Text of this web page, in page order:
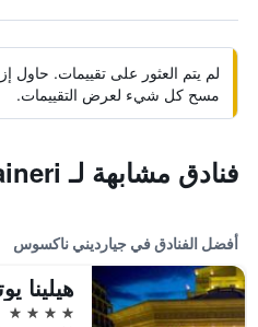
لم يتم العثور على تقييمات. حاول
مسح كل شيء لعرض التقييمات.
فنادق مشابهة لـ B&B Villa Raineri
أفضل الفنادق في جيارديني ناكسوس
4 نجوم